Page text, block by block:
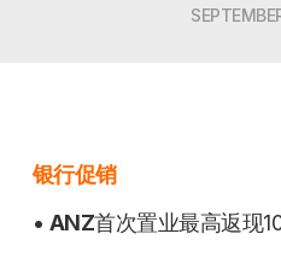
银行促销
• ANZ首次置业最高返现